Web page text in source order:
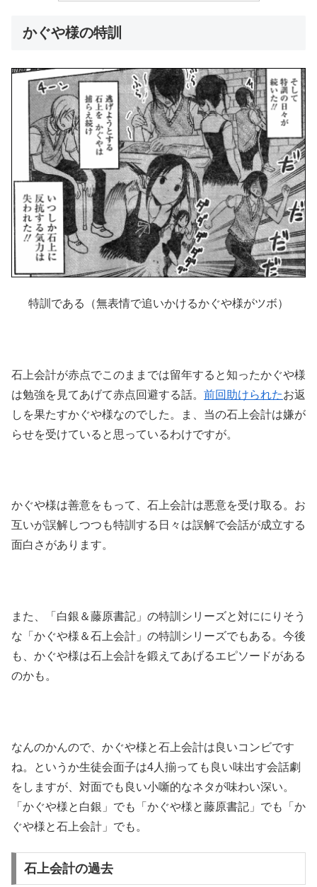
かぐや様の特訓
特訓である（無表情で追いかけるかぐや様がツボ）
石上会計が赤点でこのままでは留年すると知ったかぐや様
は勉強を見てあげて赤点回避する話。 前回助けられたお返
しを果たすかぐや様なのでした。ま、当の石上会計は嫌が
らせを受けていると思っているわけですが。
かぐや様は善意をもって、石上会計は悪意を受け取る。お
互いが誤解しつつも特訓する日々は誤解で会話が成立する
面白さがあります。
また、「白銀＆藤原書記」の特訓シリーズと対ににりそう
な「かぐや様＆石上会計」の特訓シリーズでもある。今後
も、かぐや様は石上会計を鍛えてあげるエピソードがある
のかも。
なんのかんので、かぐや様と石上会計は良いコンビです
ね。というか生徒会面子は4人揃っても良い味出す会話劇
をしますが、対面でも良い小噺的なネタが味わい深い。
「かぐや様と白銀」でも「かぐや様と藤原書記」でも「か
ぐや様と石上会計」でも。
石上会計の過去